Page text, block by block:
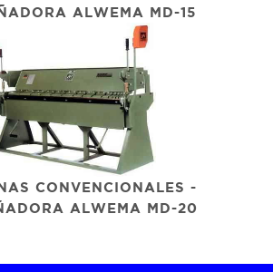
ALWEMA MD-15
CONVENCIONALES -
ALWEMA MD-20